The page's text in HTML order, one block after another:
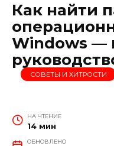
Как найти
Windows —
СОВЕТЫ И ХИТРОСТИ
НА ЧТЕНИЕ
14 мин
ОБНОВЛЕНО